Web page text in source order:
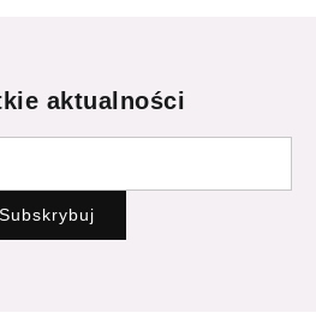
aktualności
Subskrybuj